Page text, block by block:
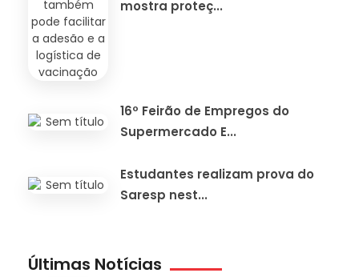
mostra proteç...
16º Feirão de Empregos do
Supermercado E...
Estudantes realizam prova do
Saresp nest...
Últimas Notícias